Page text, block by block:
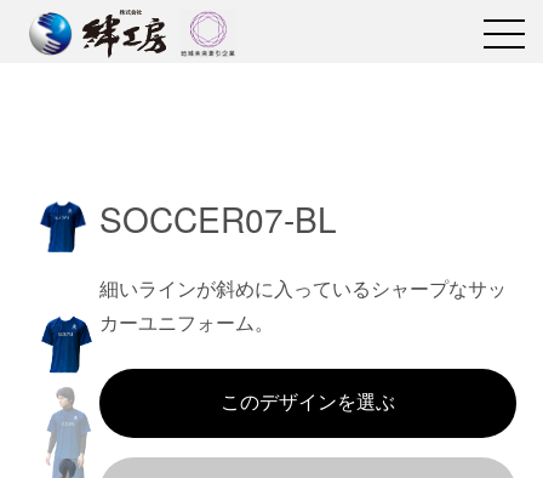
SOCCER07-BL
細いラインが斜めに入っているシャープなサッ
カーユニフォーム。